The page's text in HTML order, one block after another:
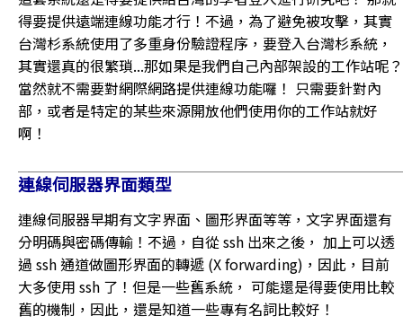
得要提供遠端連線功能才行！不過，為了避免被攻擊，其實
台灣杉系統使用了多重身份驗證程序，要登入台灣杉系統，
其實還真的很繁瑣...那如果是我們自己內部架設的工作站呢？
當然就不需要對網際網路提供連線功能囉！ 只需要針對內
部，或者是特定的某些來源開放他們使用你的工作站就好
啊！
連線伺服器界面類型
連線伺服器早期有文字界面、圖形界面等等，文字界面還有
分明碼與密碼傳輸！不過，自從 ssh 出來之後， 加上可以透
過 ssh 通道做圖形界面的轉遞 (X forwarding)，因此，目前
大多使用 ssh 了！但是一些舊系統， 可能還是得要使用比較
舊的機制，因此，還是知道一些專有名詞比較好！